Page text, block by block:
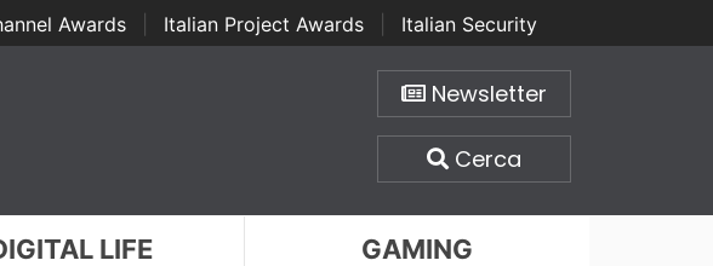
Awards Italian Project Awards
Italian Security
Newsletter
Cerca
LIFE GAMING